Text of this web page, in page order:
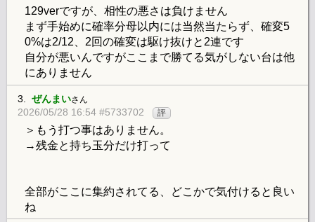
129verですが、相性の悪さは負けません
まず手始めに確率分母以内には当然当たらず、確変5
0%は2/12、2回の確変は駆け抜けと2連です
自分が悪いんですがここまで勝てる気がしない台は他
にありません
3. ぜんまいさん
2026/05/28 16:54 #5733702 評
＞もう打つ事はありません。
→残金と持ち玉分だけ打って
全部がここに集約されてる、どこかで気付けると良い
ね